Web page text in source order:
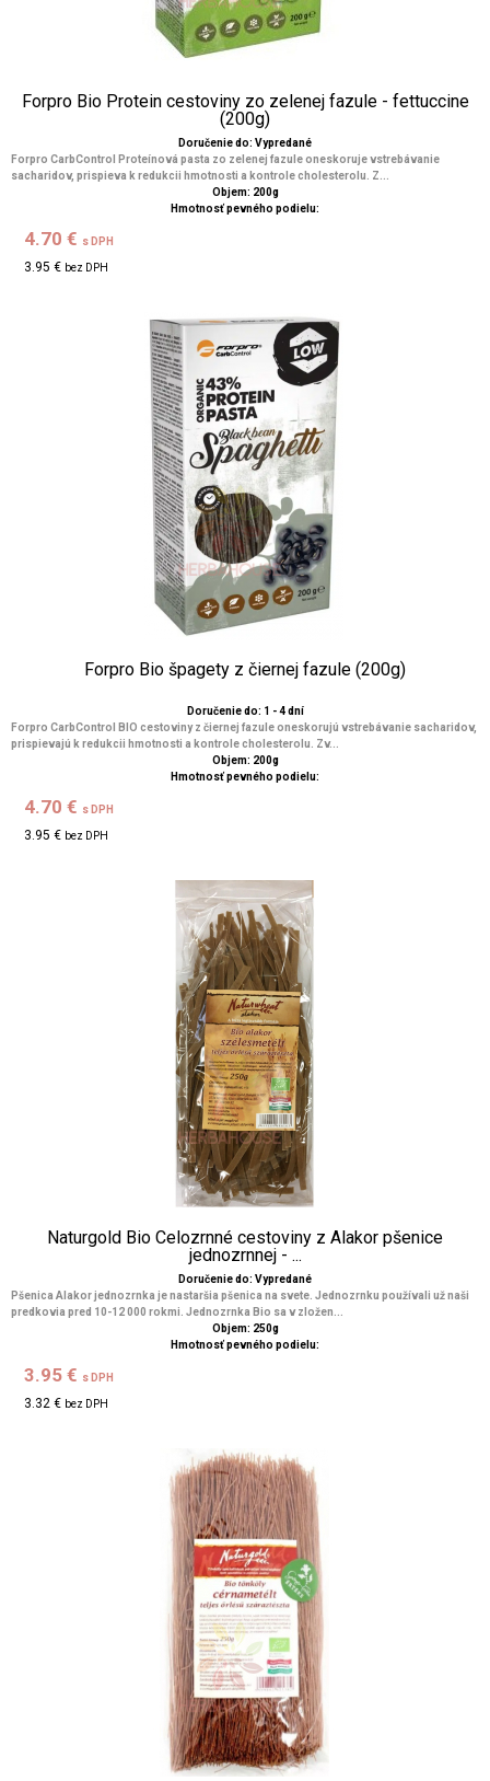
Forpro Bio Protein cestoviny zo zelenej fazule - fettuccine
(200g)
Doručenie do: Vypredané
Forpro CarbControl Proteínová pasta zo zelenej fazule oneskoruje vstrebávanie
sacharidov, prispieva k redukcii hmotnosti a kontrole cholesterolu. Z...
Objem: 200g
Hmotnosť pevného podielu:
4.70 € s DPH
3.95 € bez DPH
Forpro Bio špagety z čiernej fazule (200g)
Doručenie do: 1 - 4 dní
Forpro CarbControl BIO cestoviny z čiernej fazule oneskorujú vstrebávanie sacharidov,
prispievajú k redukcii hmotnosti a kontrole cholesterolu. Zv...
Objem: 200g
Hmotnosť pevného podielu:
4.70 € s DPH
3.95 € bez DPH
Naturgold Bio Celozrnné cestoviny z Alakor pšenice
jednozrnnej - ...
Doručenie do: Vypredané
Pšenica Alakor jednozrnka je nastaršia pšenica na svete. Jednozrnku používali už naši
predkovia pred 10-12 000 rokmi. Jednozrnka Bio sa v zložen...
Objem: 250g
Hmotnosť pevného podielu:
3.95 € s DPH
3.32 € bez DPH